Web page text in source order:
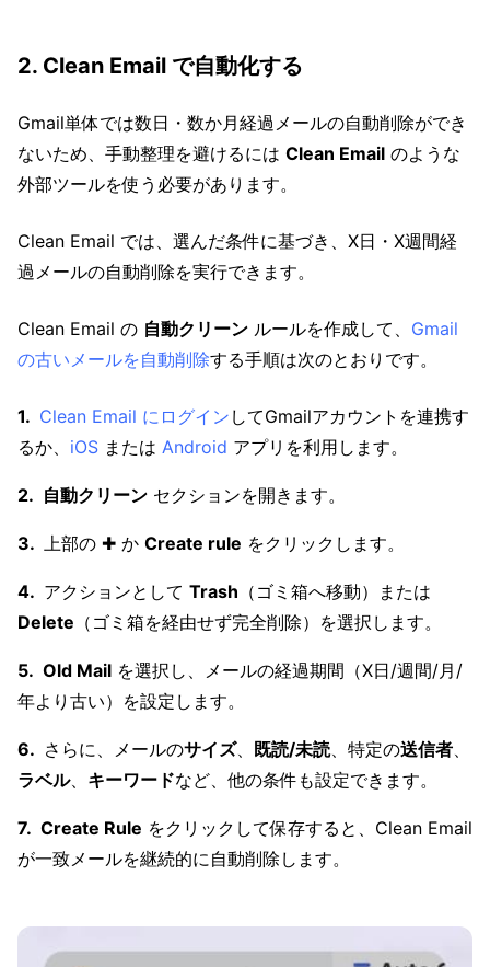
2. Clean Email で自動化する
Gmail単体では数日・数か月経過メールの自動削除ができ
ないため、手動整理を避けるには Clean Email のような
外部ツールを使う必要があります。
Clean Email では、選んだ条件に基づき、X日・X週間経
過メールの自動削除を実行できます。
Clean Email の 自動クリーン ルールを作成して、 Gmail
の古いメールを自動削除する手順は次のとおりです。
Clean Email にログイン してGmailアカウントを連携す
るか、 iOS または Android アプリを利用します。
自動クリーン セクションを開きます。
上部の ✚ か Create rule をクリックします。
アクションとして Trash （ゴミ箱へ移動）または
Delete （ゴミ箱を経由せず完全削除）を選択します。
Old Mail を選択し、メールの経過期間（X日/週間/月/
年より古い）を設定します。
さらに、メールのサイズ、 既読/未読、特定の送信者、
ラベル、 キーワードなど、他の条件も設定できます。
Create Rule をクリックして保存すると、Clean Email
が一致メールを継続的に自動削除します。